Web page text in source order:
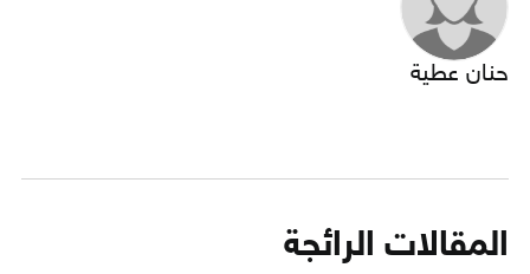
حنان عطية
المقالات الرائجة